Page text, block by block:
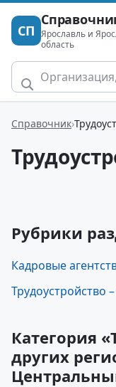
СП Ярославль и
область
Справочник
Рубрики
Кадровые
Трудоустройство
Категория
других